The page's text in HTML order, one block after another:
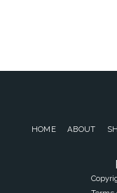
HOME ABOUT